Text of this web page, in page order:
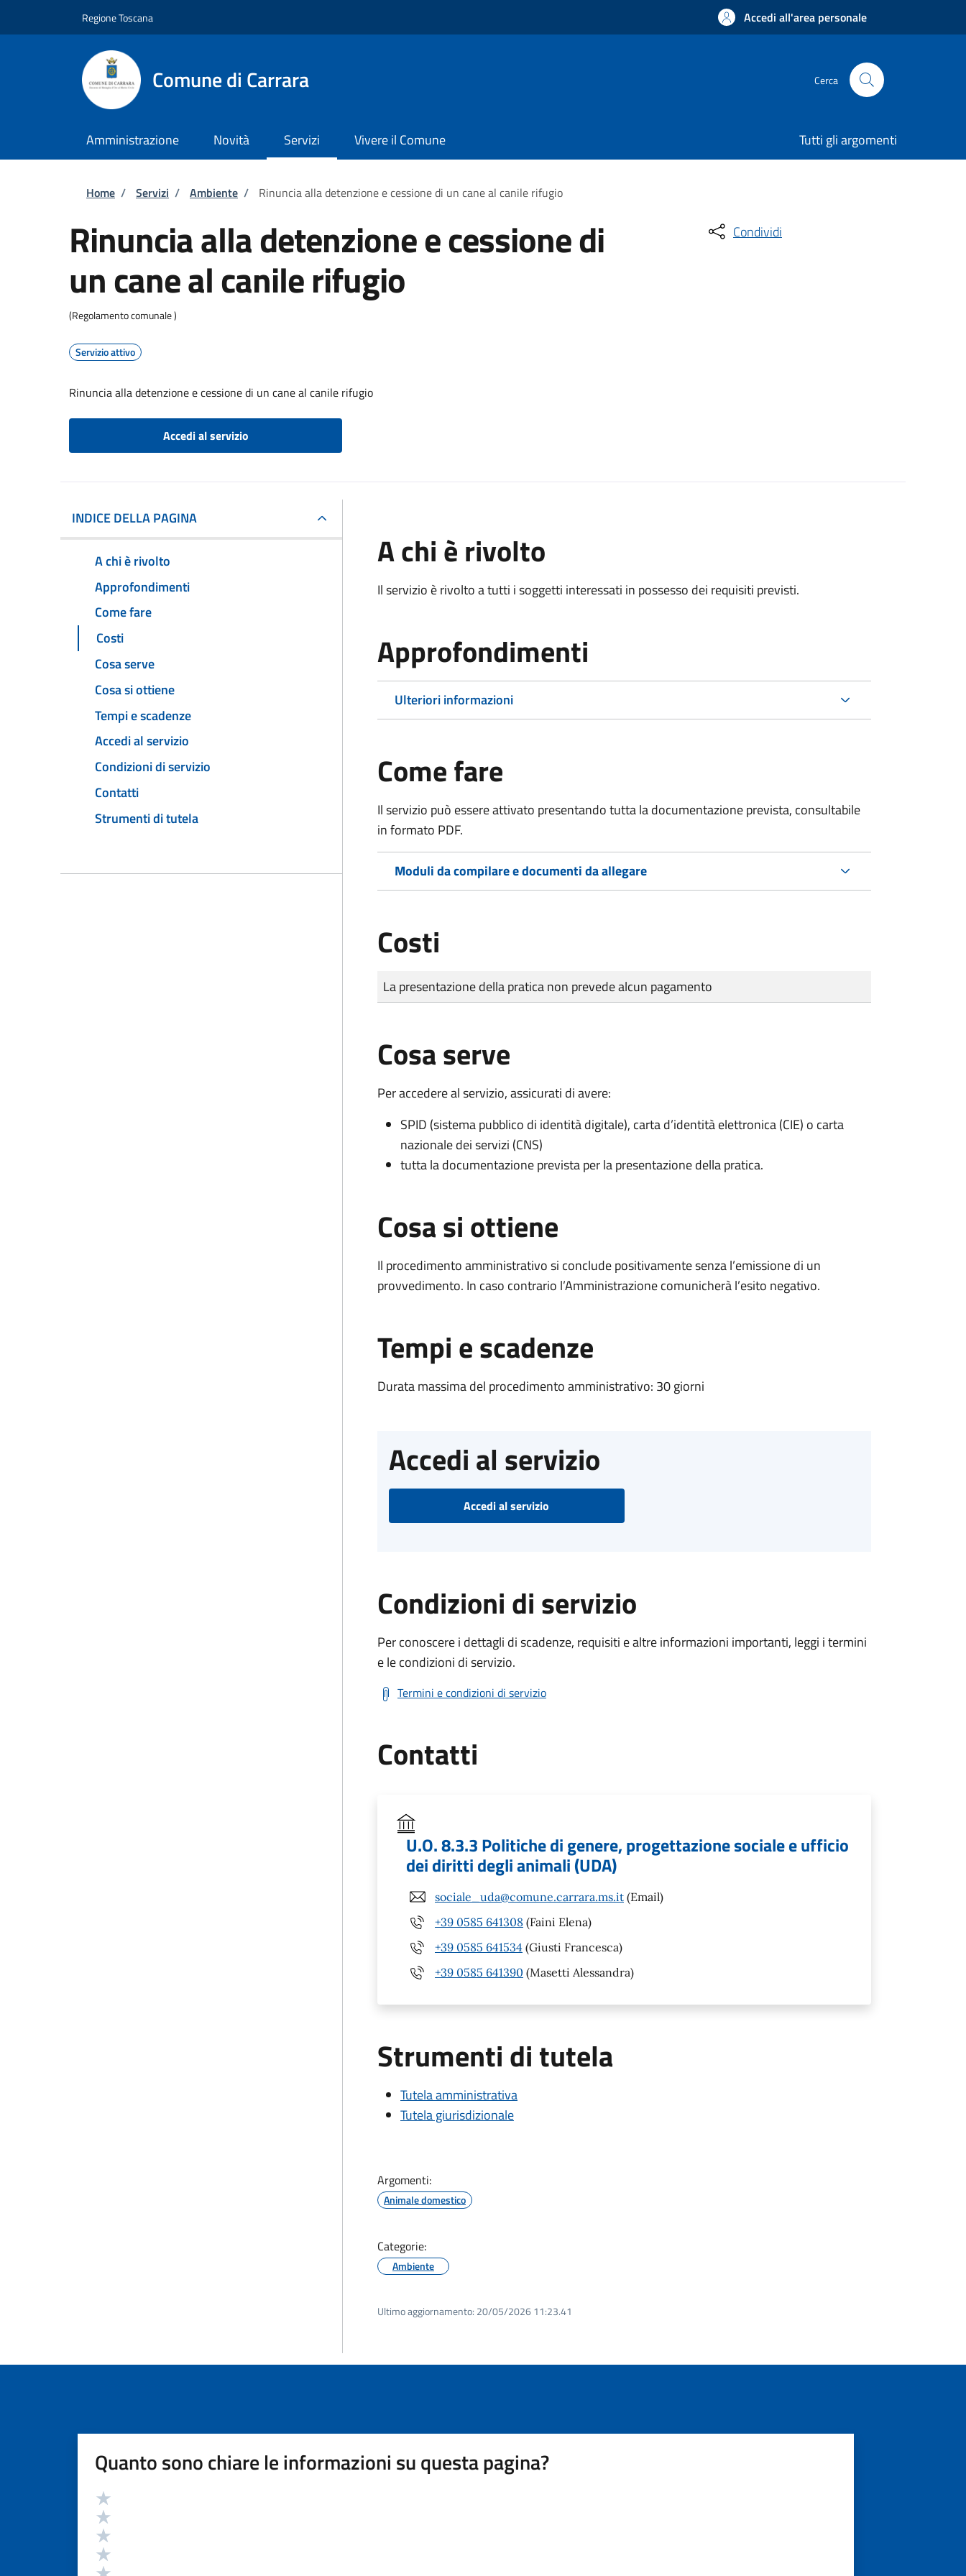
Regione Toscana Accedi all'area personale
Comune di Carrara Cerca
Amministrazione Novità Servizi Vivere il Comune Tutti gli argomenti
Briciole di pane
Home / Servizi / Ambiente / Rinuncia alla detenzione e cessione di un cane al canile rifugio
Rinuncia alla detenzione e cessione di
un cane al canile rifugio
(Regolamento comunale )
Servizio attivo
Rinuncia alla detenzione e cessione di un cane al canile rifugio
Accedi al servizio
Condividi
INDICE DELLA PAGINA
A chi è rivolto
Approfondimenti
Come fare
Costi
Cosa serve
Cosa si ottiene
Tempi e scadenze
Accedi al servizio
Condizioni di servizio
Contatti
Strumenti di tutela
A chi è rivolto
Il servizio è rivolto a tutti i soggetti interessati in possesso dei requisiti previsti.
Approfondimenti
Ulteriori informazioni
Come fare
Il servizio può essere attivato presentando tutta la documentazione prevista, consultabile
in formato PDF.
Moduli da compilare e documenti da allegare
Costi
Tipo di pagamento
Importo
La presentazione della pratica non prevede alcun pagamento
Cosa serve
Per accedere al servizio, assicurati di avere:
SPID (sistema pubblico di identità digitale), carta d’identità elettronica (CIE) o carta
nazionale dei servizi (CNS)
tutta la documentazione prevista per la presentazione della pratica.
Cosa si ottiene
Il procedimento amministrativo si conclude positivamente senza l’emissione di un
provvedimento. In caso contrario l’Amministrazione comunicherà l’esito negativo.
Tempi e scadenze
Durata massima del procedimento amministrativo: 30 giorni
Accedi al servizio
Accedi al servizio
Condizioni di servizio
Per conoscere i dettagli di scadenze, requisiti e altre informazioni importanti, leggi i termini
e le condizioni di servizio.
Termini e condizioni di servizio
Contatti
U.O. 8.3.3 Politiche di genere, progettazione sociale e ufficio
dei diritti degli animali (UDA)
sociale_uda@comune.carrara.ms.it (Email)
+39 0585 641308 (Faini Elena)
+39 0585 641534 (Giusti Francesca)
+39 0585 641390 (Masetti Alessandra)
Strumenti di tutela
Tutela amministrativa
Tutela giurisdizionale
Argomenti:
Animale domestico
Categorie:
Ambiente
Ultimo aggiornamento: 20/05/2026 11:23.41
Quanto sono chiare le informazioni su questa pagina?
Valutazione